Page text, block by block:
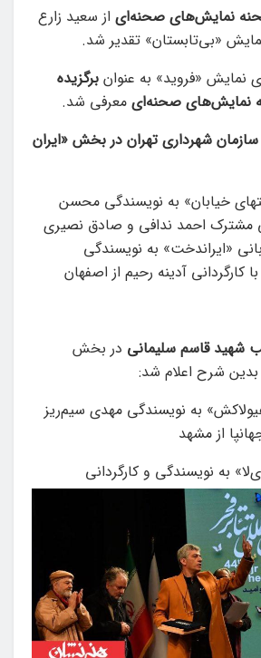
نمایش‌های صحنه‌ای از سعید زارع
«بی‌تابستان» تقدیر شد.
نمایش «فروید» به عنوان برگزیده
صحنه‌ای معرفی شد.
شهرداری تهران در بخش «ایران
خیابان» به نویسندگی محسن
مشترک احمد ندافی و صادق نصیری
«ایراندخت» به نویسندگی
آدینه رحیم از اصفهان
شهید قاسم سلیمانی در بخش
به نویسندگی مهدی سیم‌ریز
از مشهد
به نویسندگی و کارگردانی